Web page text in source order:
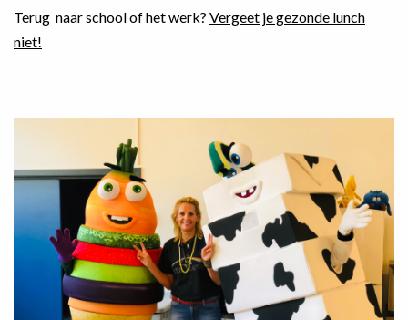
Terug naar school of het werk? Vergeet je gezonde lunch
niet!